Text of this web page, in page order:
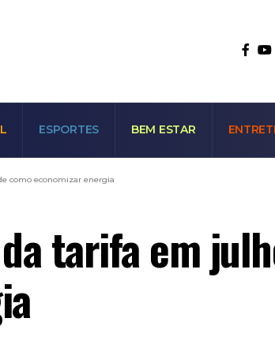
ESPORTES BEM ESTAR
como economizar energia
tarifa em